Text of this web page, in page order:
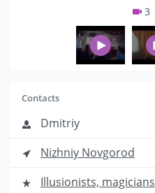
3
Contacts
Dmitriy
Nizhniy Novgorod
Illusionists, magicians